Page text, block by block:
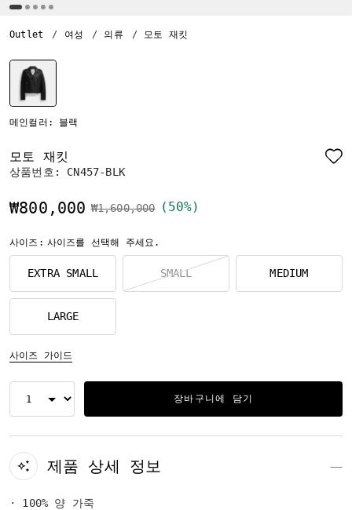
Outlet 여성 의류 모토 재킷
메인컬러: 블랙
모토 재킷
상품번호: CN457-BLK
₩800,000 가격 인하 전
₩1,600,000인하됨
(50%)
사이즈: 사이즈를 선택해 주세요.
EXTRA SMALL SMALL MEDIUM
LARGE
사이즈 가이드
장바구니에 담기
제품 상세 정보
· 100% 양 가죽